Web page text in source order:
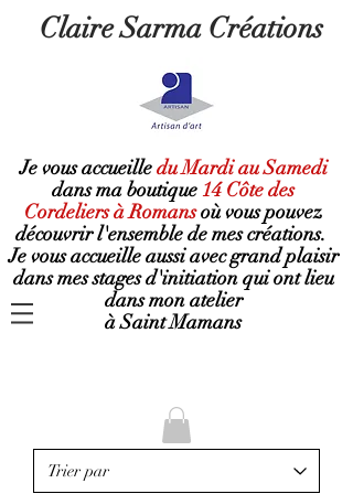
Claire Sarma Créations
Je vous accueilledu Mardi au Samedi
dans ma boutique14 Côte des
Cordeliers à Romansoùvous pouvez
découvrir l'ensemble de mes créations.
Je vous accueille aussi avec grand plaisir
dans mes stages d'initiation qui ont lieu
dans mon atelier
à Saint Mamans